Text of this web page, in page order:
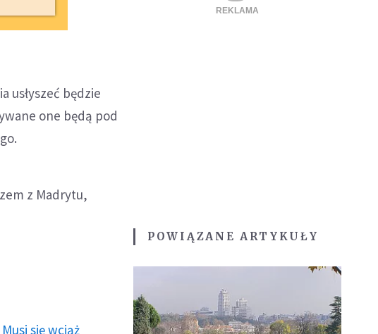
usłyszeć będzie
one będą pod
z Madrytu,
się wciąż
POWIĄZANE ARTYKUŁY